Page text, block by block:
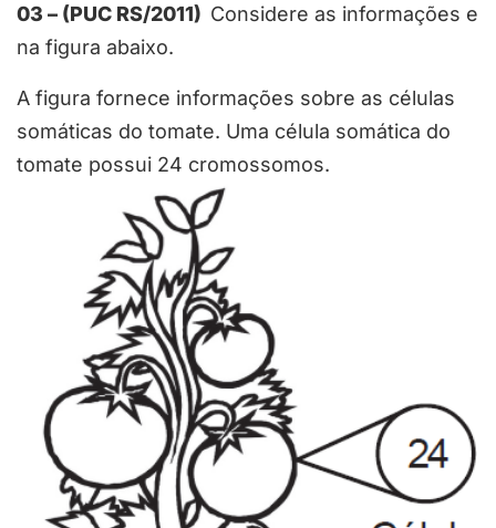
03 – (PUC RS/2011) Considere as informações e
na figura abaixo.
A figura fornece informações sobre as células
somáticas do tomate. Uma célula somática do
tomate possui 24 cromossomos.